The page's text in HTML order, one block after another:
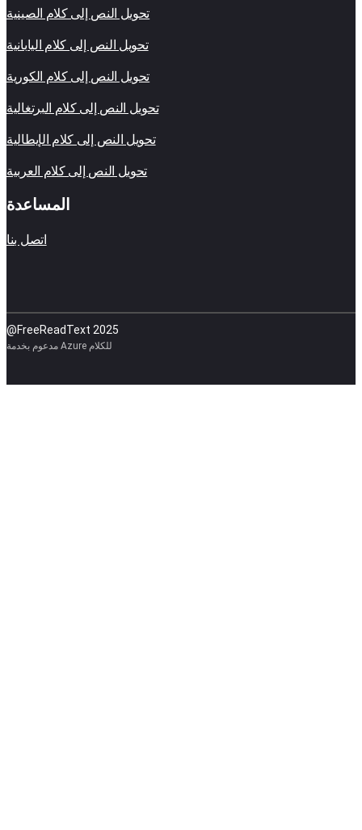
تحويل النص إلى كلام الصينية
تحويل النص إلى كلام اليابانية
تحويل النص إلى كلام الكورية
تحويل النص إلى كلام البرتغالية
تحويل النص إلى كلام الإيطالية
تحويل النص إلى كلام العربية
المساعدة
اتصل بنا
@FreeReadText 2025
مدعوم بخدمة Azure للكلام